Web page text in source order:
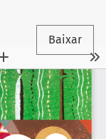
Baixar